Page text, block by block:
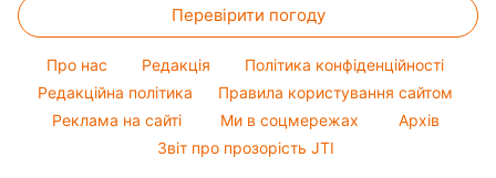
Філіп Кіркоров
Новини Полтави
Новини Одеси
Новини Сум
Новини Черкаси
Новини Рівного
Поради від Андре Тана
Народні прикмети
Усе про шоу-бізнес
Кімнатні рослини
Усе про сало
Прибирання
Авто
Перевірити погоду
Про нас Редакція
Політика конфіденційності
Редакційна політика
Правила користування сайтом
Реклама на сайті
Ми в соцмережах
Архів
Звіт про прозорість JTI